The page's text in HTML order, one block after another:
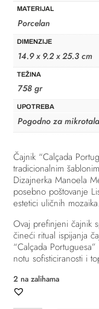
MATERIJAL
Porcelan
DIMENZIJE
14.9 x 9.2 x 25.3 cm
TEŽINA
758 gr
UPOTREBA
Pogodno za
Čajnik “Calçada
tradicionalnim
Dizajnerka Manoela
posebno poštovanje
estetici uličnih mozaika.
Ovaj prefinjeni čajnik
čineći ritual ispijanja
“Calçada
notu sofisticiranosti i
2 na zalihama